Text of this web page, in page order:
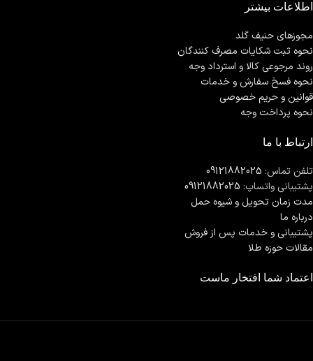
اطلاعات بیشتر
مجوزهای حنیف گلد
نحوه ثبت شكايات مصرف كنندگان
روند مرجوعی کالا و استرداد وجه
نحوه فسخ سفارش و خدمات
قوانین و حریم خصوصی
نحوه پرداخت وجه
ارتباط با ما
تلفن تماس: 09121882025
پشتیبانی واتساپ: 09121882025
مدت زمان تحويل و شیوه حمل
درباره ما
پشتیبانی و خدمات پس از فروش
مقالات حوزه طلا
اعتماد شما افتخار ماست